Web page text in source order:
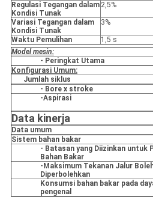
Regulasi Tegangan dalam
Kondisi Tunak
2,5%
Variasi Tegangan dalam
Kondisi Tunak
3%
Waktu Pemulihan
1,5 s
Model mesin:
- Peringkat Utama
Konfigurasi Umum:
Jumlah siklus
- Bore x stroke
-Aspirasi
Data kinerja
Data umum
Sistem bahan bakar
- Batasan yang Diizinkan untuk
Bahan Bakar
-Maksimum Tekanan Jalur
Diperbolehkan
Konsumsi bahan bakar pada
pengenal